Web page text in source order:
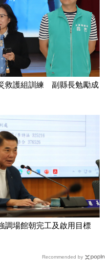
救護組訓練 副縣長勉勵成
場館朝完工及啟用目標
Recommended by